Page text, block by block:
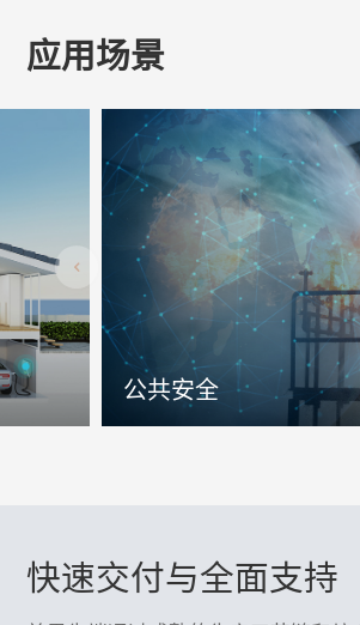
应用场景
家电
快速交付与全面支持